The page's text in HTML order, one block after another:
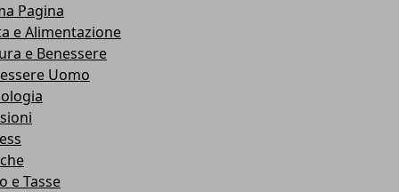
Pagina
e Alimentazione
e Benessere
Uomo
e Tasse